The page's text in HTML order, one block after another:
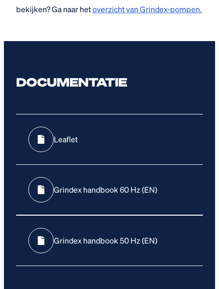
bekijken? Ga naar hetoverzicht van Grindex-pompen.
DOCUMENTATIE
Leaflet
Grindex handbook 60 Hz (EN)
Grindex handbook 50 Hz (EN)